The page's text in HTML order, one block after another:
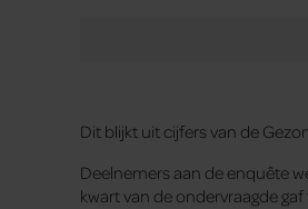
Dit blijkt uit cijfers van de
Deelnemers aan de enquête
kwart van de ondervraagde